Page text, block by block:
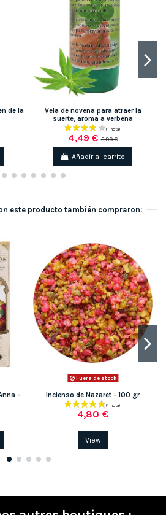
de la
Vela de novena para atraer la
suerte, aroma a verbena
4,49 €5,99 €
Añadir al carrito
este producto también compraron:
-
Fuera de stock
Incienso de Nazaret - 100 gr
4,80 €
View